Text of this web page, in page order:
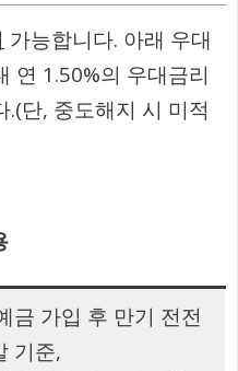
가능합니다. 아래 우대
연 1.50%의 우대금리
단, 중도해지 시 미적
금 가입 후 만기 전전
기준,